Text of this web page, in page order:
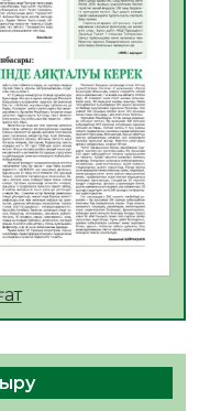
полиция
қамтамасыз етті
67
ҰРПАҚ –
КЕҢЕЙТІЛГЕН
68
көшуге ең